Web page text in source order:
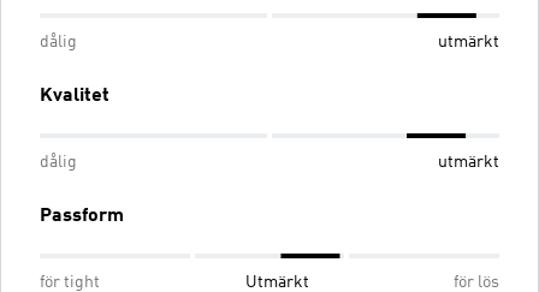
dålig utmärkt
Kvalitet
dålig utmärkt
Passform
för tight Utmärkt för lös